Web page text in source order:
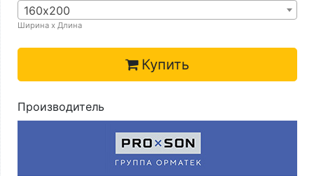
160х200
Ширина х Длина
Купить
Производитель